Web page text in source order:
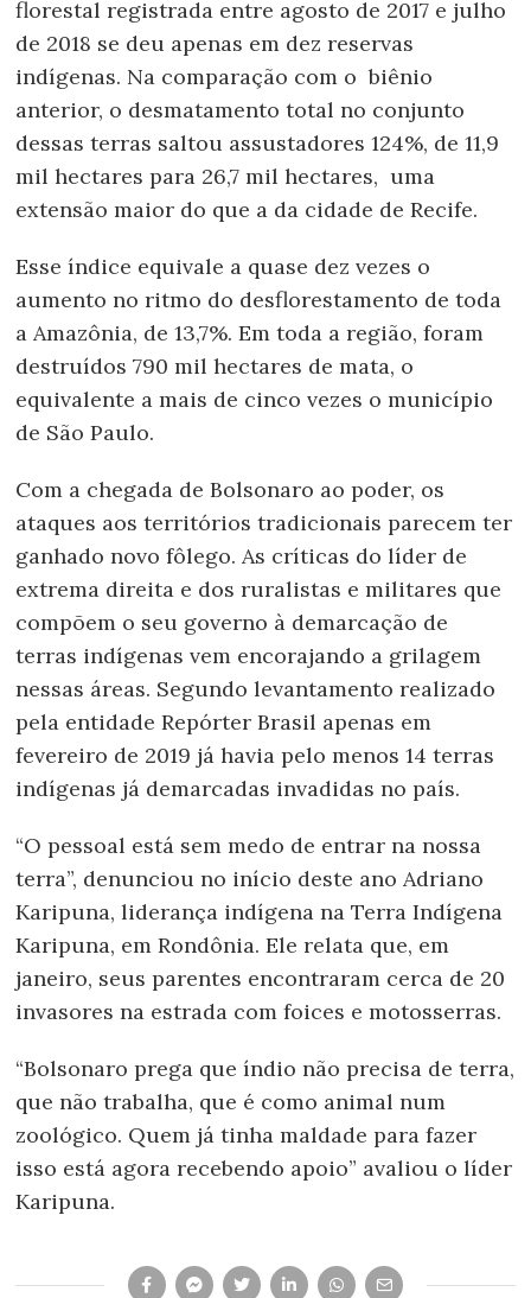
florestal registrada entre agosto de 2017 e julho
de 2018 se deu apenas em dez reservas
indígenas. Na comparação com o biênio
anterior, o desmatamento total no conjunto
dessas terras saltou assustadores 124%, de 11,9
mil hectares para 26,7 mil hectares, uma
extensão maior do que a da cidade de Recife.
Esse índice equivale a quase dez vezes o
aumento no ritmo do desflorestamento de toda
a Amazônia, de 13,7%. Em toda a região, foram
destruídos 790 mil hectares de mata, o
equivalente a mais de cinco vezes o município
de São Paulo.
Com a chegada de Bolsonaro ao poder, os
ataques aos territórios tradicionais parecem ter
ganhado novo fôlego. As críticas do líder de
extrema direita e dos ruralistas e militares que
compõem o seu governo à demarcação de
terras indígenas vem encorajando a grilagem
nessas áreas. Segundo levantamento realizado
pela entidade Repórter Brasil apenas em
fevereiro de 2019 já havia pelo menos 14 terras
indígenas já demarcadas invadidas no país.
“O pessoal está sem medo de entrar na nossa
terra”, denunciou no início deste ano Adriano
Karipuna, liderança indígena na Terra Indígena
Karipuna, em Rondônia. Ele relata que, em
janeiro, seus parentes encontraram cerca de 20
invasores na estrada com foices e motosserras.
“Bolsonaro prega que índio não precisa de terra,
que não trabalha, que é como animal num
zoológico. Quem já tinha maldade para fazer
isso está agora recebendo apoio” avaliou o líder
Karipuna.